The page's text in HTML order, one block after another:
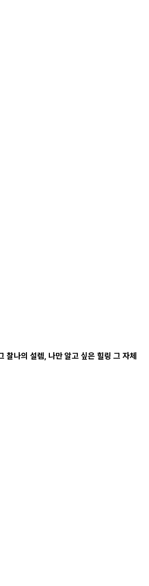
나의 설렘, 나만 알고 싶은 힐링 그 자체